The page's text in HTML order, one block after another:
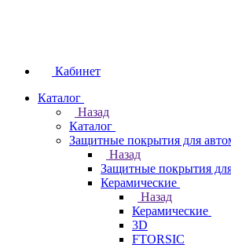
Кабинет
Каталог
Назад
Каталог
Защитные покрытия для
Назад
Защитные покрытия
Керамические
Назад
Керамические
3D
FTORSIC